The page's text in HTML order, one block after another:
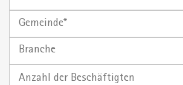
Gemeinde
Branche
Anzahl